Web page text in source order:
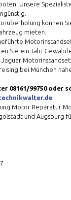
Unsere
können
mieten.
Sie ein Jahr
bei München
08161/99750 oder
Motor Reparatur
und Augsburg